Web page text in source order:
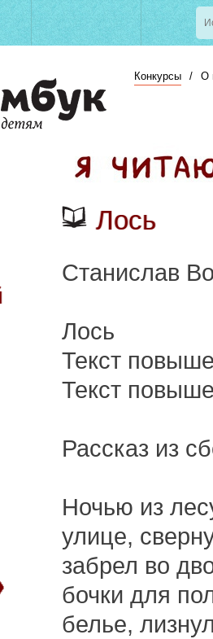
Конкурсы / О
Лось
Cтанислав
Лось
Текст
Текст
Рассказ из
Ночью из
улице,
забрел во
бочки для
белье,